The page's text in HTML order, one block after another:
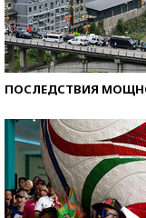
ПОСЛЕДСТВИЯ